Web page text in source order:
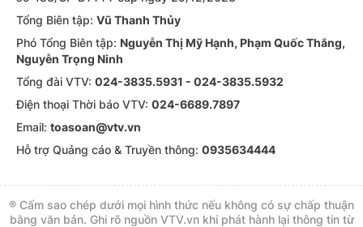
Tổng Biên tập: Vũ Thanh Thủy
Phó Tổng Biên tập: Nguyễn Thị Mỹ Hạnh, Phạm Quốc Thắng,
Nguyễn Trọng Ninh
Tổng đài VTV: 024-3835.5931 - 024-3835.5932
Ðiện thoại Thời báo VTV: 024-6689.7897
Email: toasoan@vtv.vn
Hỗ trợ Quảng cáo & Truyền thông: 0935634444
® Cấm sao chép dưới mọi hình thức nếu không có sự chấp thuận
bằng văn bản. Ghi rõ nguồn VTV.vn khi phát hành lại thông tin từ